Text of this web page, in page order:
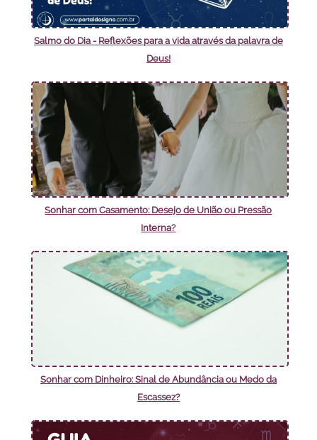
Salmo do Dia - Reflexões para a vida através da palavra de
Deus!
Sonhar com Casamento: Desejo de União ou Pressão
Interna?
Sonhar com Dinheiro: Sinal de Abundância ou Medo da
Escassez?